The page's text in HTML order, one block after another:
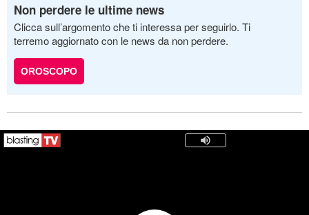
Non perdere le ultime news
Clicca sull’argomento che ti interessa per seguirlo. Ti
terremo aggiornato con le news da non perdere.
OROSCOPO